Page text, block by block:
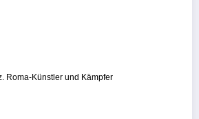
Roma-Künstler und Kämpfer